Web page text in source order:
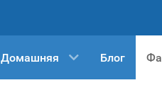
Домашняя Блог